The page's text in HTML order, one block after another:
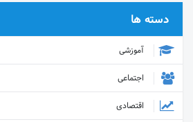
دسته ها
آموزشی
اجتماعی
اقتصادی